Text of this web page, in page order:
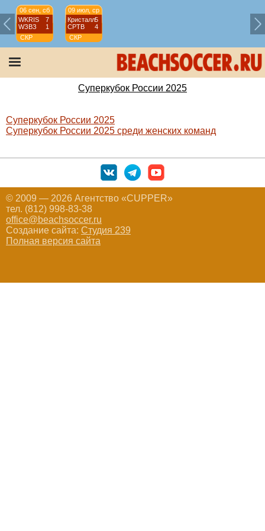
06 сен, сб
WKRIS
7
WЗВЗ
1
СКР
Суперкубок
2025
09 июл, ср
Кристалл5
СРТВ
4
СКР
Суперкубок
Суперкубок России 2025
Суперкубок России 2025
Суперкубок России 2025 среди женских команд
© 2009 — 2026 Агентство «CUPPER»
тел. (812) 998-83-38
office@beachsoccer.ru
Создание сайта: Студия 239
Полная версия сайта